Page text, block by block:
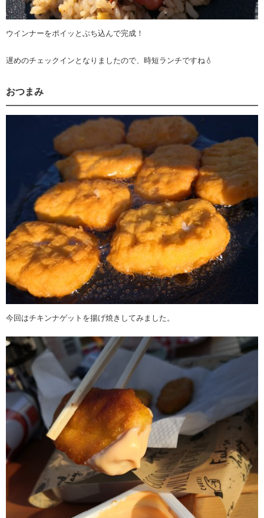
ウインナーをポイッとぶち込んで完成！
遅めのチェックインとなりましたので、時短ランチですね💧‬
おつまみ
今回はチキンナゲットを揚げ焼きしてみました。